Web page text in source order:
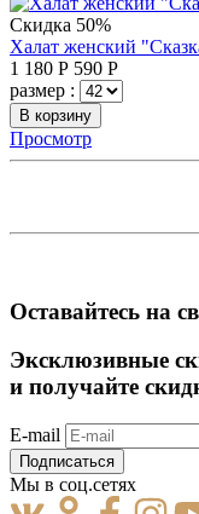
Скидка 50%
Халат женский
1 180 Р 590 Р
размер :
В корзину
Просмотр
Оставайтесь на
Эксклюзивные
и получайте
E-mail
Подписаться
Мы в соц.сетях